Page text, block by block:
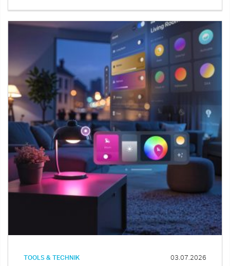
TOOLS & TECHNIK 03.07.2026